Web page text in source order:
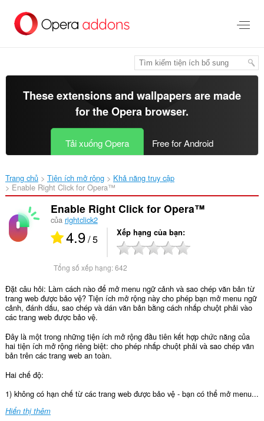
đến
These extensions and wallpapers are made
for theOpera browser.
Tải xuống Opera Free for Android
Trang chủ Tiện ích mở rộng
Khả năng truy cập
Enable Right Click for Opera™‎
Enable Right Click for Opera™
của rightclick2
4.9/ 5 Xếp hạng của bạn
Tổng số xếp hạng:642
Đặt câu hỏi: Làm cách nào để mở menu ngữ cảnh và sao chép văn bản từ
trang web được bảo vệ? Tiện ích mở rộng này cho phép bạn mở menu ngữ
cảnh, đánh dấu, sao chép và dán văn bản bằng cách nhấp chuột phải vào
các trang web được bảo vệ.
Đây là một trong những tiện ích mở rộng đầu tiên kết hợp chức năng của
hai tiện ích mở rộng riêng biệt: cho phép nhấp chuột phải và sao chép văn
bản trên các trang web an toàn.
Hai chế độ:
1) không có hạn chế từ các trang web được bảo vệ - bạn có thể mở menu...
Hiển thị thêm